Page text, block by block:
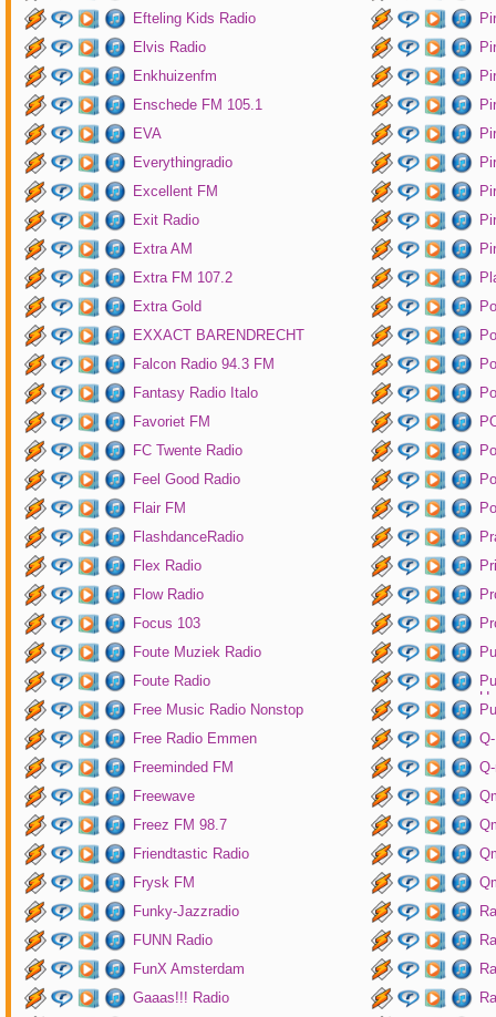
Efteling Kids Radio
Elvis Radio
Enkhuizenfm
Enschede FM 105.1
EVA
Everythingradio
Excellent FM
Exit Radio
Extra AM
Extra FM 107.2
Extra Gold
EXXACT BARENDRECHT
Falcon Radio 94.3 FM
Fantasy Radio Italo
Favoriet FM
FC Twente Radio
Feel Good Radio
Flair FM
FlashdanceRadio
Flex Radio
Flow Radio
Focus 103
Foute Muziek Radio
Foute Radio
Free Music Radio Nonstop
Free Radio Emmen
Freeminded FM
Freewave
Freez FM 98.7
Friendtastic Radio
Frysk FM
Funky-Jazzradio
FUNN Radio
FunX Amsterdam
Gaaas!!! Radio